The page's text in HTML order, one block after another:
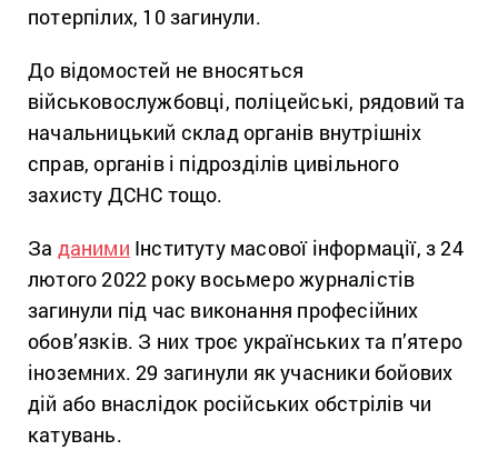
потерпілих, 10 загинули.
До відомостей не вносяться
військовослужбовці, поліцейські, рядовий та
начальницький склад органів внутрішніх
справ, органів і підрозділів цивільного
захисту ДСНС тощо.
За даними Інституту масової інформації, з 24
лютого 2022 року восьмеро журналістів
загинули під час виконання професійних
обов’язків. З них троє українських та п’ятеро
іноземних. 29 загинули як учасники бойових
дій або внаслідок російських обстрілів чи
катувань.